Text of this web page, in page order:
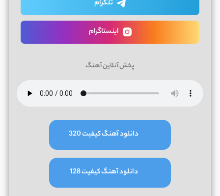
تلگرام
اینستاگرام
پخش آنلاین آهنگ
دانلود آهنگ کیفیت 320
دانلود آهنگ کیفیت 128